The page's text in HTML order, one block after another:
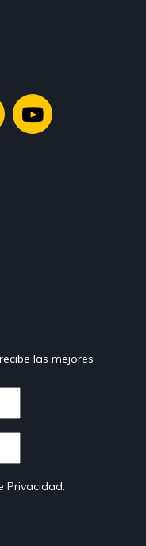
las mejores
Privacidad.